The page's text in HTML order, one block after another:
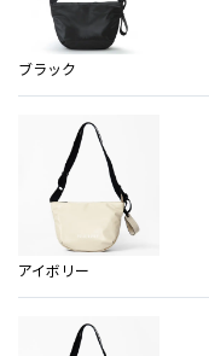
ブラック
アイボリー